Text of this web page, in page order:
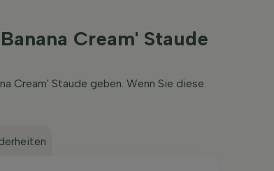
Cream' Staude
Cream' Staude geben. Wenn Sie diese